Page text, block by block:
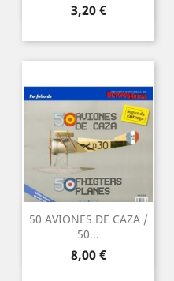
Preu
3,20 €
50 AVIONES DE CAZA /
50...
Preu
8,00 €